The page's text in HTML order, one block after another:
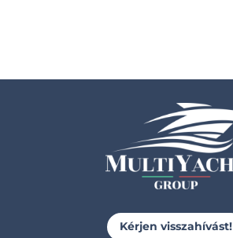
Kérjen visszahívást!